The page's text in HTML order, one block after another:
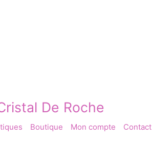
De Roche
Boutique Mon compte Contact